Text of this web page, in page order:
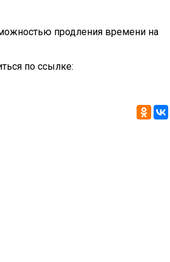
продления времени на
по ссылке: